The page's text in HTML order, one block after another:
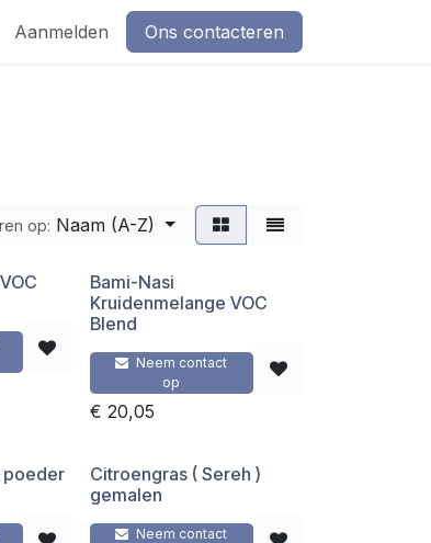
Aanmelden Ons contacteren
op: Naam (A-Z)
Bami-Nasi
Kruidenmelange VOC
Blend
Neem contact
op
€ 20,05
poeder
Citroengras ( Sereh )
gemalen
Neem contact